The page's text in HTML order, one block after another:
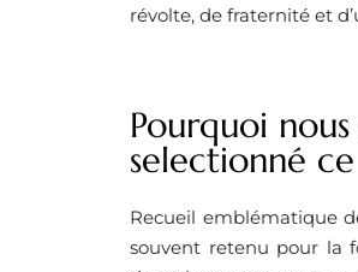
révolte, de fraternité et
Pourquoi
selectionné ce
Recueil emblématique
souvent retenu pour la